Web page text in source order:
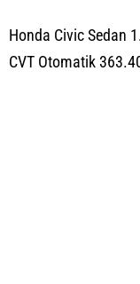
Honda Civic Sedan
CVT Otomatik